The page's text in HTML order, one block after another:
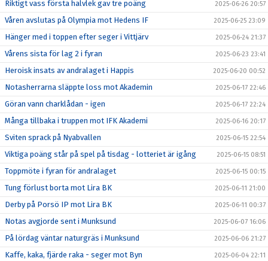
Riktigt vass första halvlek gav tre poäng 2025-06-26 20:57
Våren avslutas på Olympia mot Hedens IF 2025-06-25 23:09
Hänger med i toppen efter seger i Vittjärv 2025-06-24 21:37
Vårens sista för lag 2 i fyran 2025-06-23 23:41
Heroisk insats av andralaget i Happis 2025-06-20 00:52
Notasherrarna släppte loss mot Akademin 2025-06-17 22:46
Göran vann charklådan - igen 2025-06-17 22:24
Många tillbaka i truppen mot IFK Akademi 2025-06-16 20:17
Sviten sprack på Nyabvallen 2025-06-15 22:54
Viktiga poäng står på spel på tisdag - lotteriet är igång 2025-06-15 08:51
Toppmöte i fyran för andralaget 2025-06-15 00:15
Tung förlust borta mot Lira BK 2025-06-11 21:00
Derby på Porsö IP mot Lira BK 2025-06-11 00:37
Notas avgjorde sent i Munksund 2025-06-07 16:06
På lördag väntar naturgräs i Munksund 2025-06-06 21:27
Kaffe, kaka, fjärde raka - seger mot Byn 2025-06-04 22:11